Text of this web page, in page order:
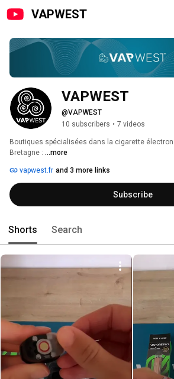
VAPWEST
VAPWEST
@VAPWEST
10 subscribers • 7 videos
Boutiques spécialisées dans la cigarette
Bretagne : ...more
vapwest.fr and 3 more links
Subscribe
Shorts Search